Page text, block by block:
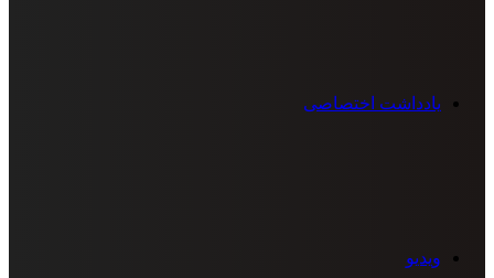
یادداشت اختصاصی
ویدیو